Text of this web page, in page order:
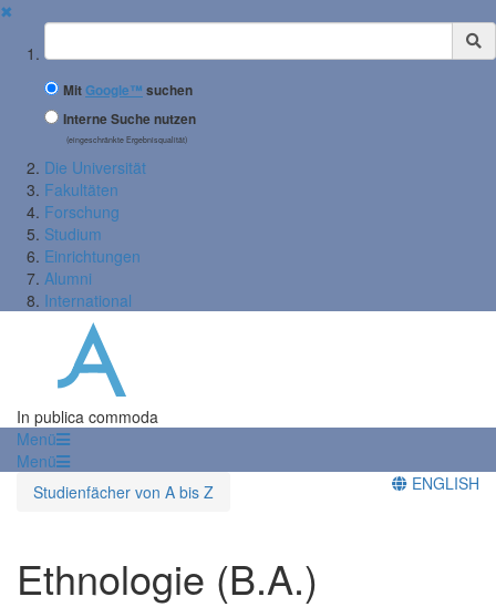
✖
Suchbegriff
MitGoogle™ suchen
Interne Suche nutzen
(eingeschränkte Ergebnisqualität)
Die Universität
Fakultäten
Forschung
Studium
Einrichtungen
Alumni
International
In publica commoda
Menü
Menü
Studienfächer von A bis Z
ENGLISH
Ethnologie (B.A.)